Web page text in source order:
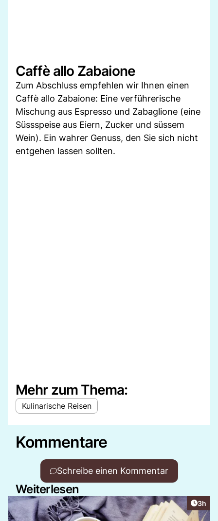
Caffè allo Zabaione
Zum Abschluss empfehlen wir Ihnen einen
Caffè allo Zabaione: Eine verführerische
Mischung aus Espresso und Zabaglione (eine
Süssspeise aus Eiern, Zucker und süssem
Wein). Ein wahrer Genuss, den Sie sich nicht
entgehen lassen sollten.
Mehr zum Thema:
Kulinarische Reisen
Kommentare
Schreibe einen Kommentar
Weiterlesen
3h